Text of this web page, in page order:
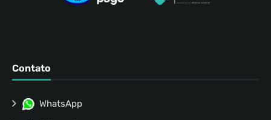
Contato
WhatsApp